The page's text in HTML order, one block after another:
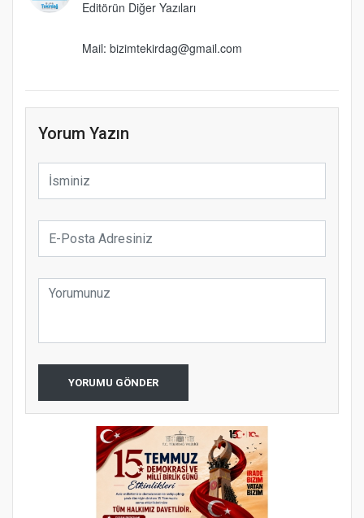
Editörün Diğer Yazıları
Mail: bizimtekirdag@gmail.com
Yorum Yazın
YORUMU GÖNDER